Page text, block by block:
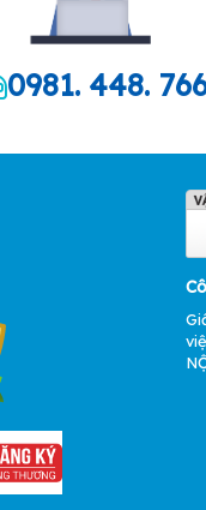
0981. 448.